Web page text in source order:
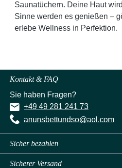
Saunatüchern. Deine Haut
Sinne werden es genießen –
erlebe Wellness in Perfektion.
Kontakt & FAQ
Sie haben Fragen?
+49 49 281 241 73
anunsbettundso@aol.com
Sicher bezahlen
Sicherer Versand